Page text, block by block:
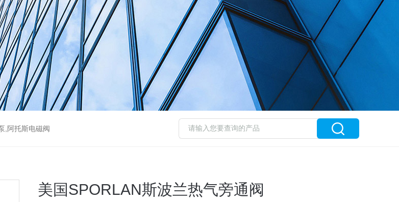
,阿托斯电磁阀
美国SPORLAN斯波兰热气旁通阀